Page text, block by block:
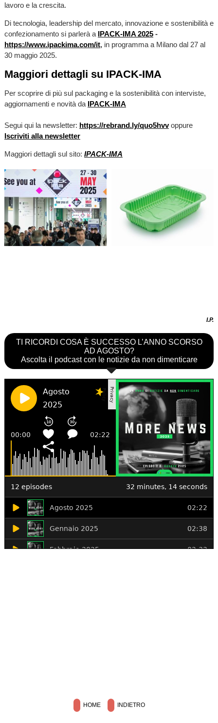
lavoro e la crescita.
Di tecnologia, leadership del mercato, innovazione e sostenibilità e
confezionamento si parlerà a IPACK-IMA 2025-
https://www.ipackima.com/it,in programma a Milano dal 27 al
30 maggio 2025.
Maggiori dettagli su IPACK-IMA
Per scoprire di più sul packaging e la sostenibilità con interviste,
aggiornamenti e novità da IPACK-IMA
Segui qui la newsletter: https://rebrand.ly/quo5hvvoppure
Iscriviti alla newsletter
Maggiori dettagli sul sito: IPACK-IMA
I.P.
TI RICORDI COSA È SUCCESSO L’ANNO SCORSO
AD AGOSTO?
Ascolta il podcast con le notizie da non dimenticare
HOME INDIETRO